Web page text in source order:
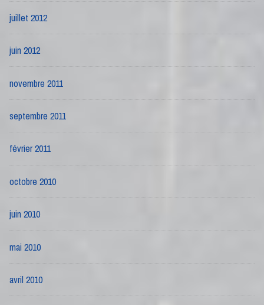
juillet 2012
juin 2012
novembre 2011
septembre 2011
février 2011
octobre 2010
juin 2010
mai 2010
avril 2010